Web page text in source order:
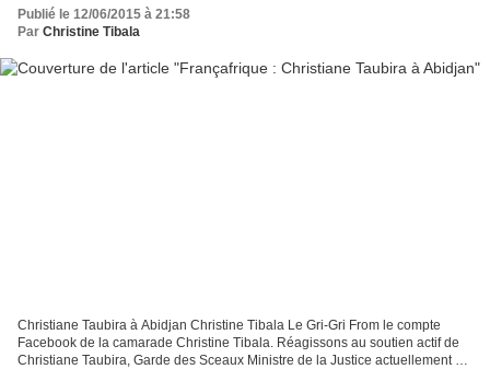
Publié le 12/06/2015 à 21:58
Par Christine Tibala
Christiane Taubira à Abidjan Christine Tibala Le Gri-Gri From le compte
Facebook de la camarade Christine Tibala. Réagissons au soutien actif de
Christiane Taubira, Garde des Sceaux Ministre de la Justice actuellement en